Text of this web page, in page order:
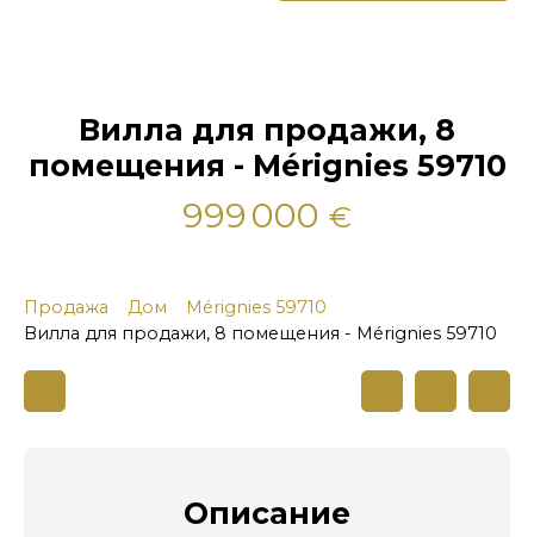
Вилла для продажи, 8
помещения - Mérignies 59710
999 000 €
Продажа Дом
Mérignies 59710
Вилла для продажи, 8 помещения - Mérignies 59710
Описание